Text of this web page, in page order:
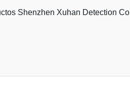
Shenzhen Xuhan Detection